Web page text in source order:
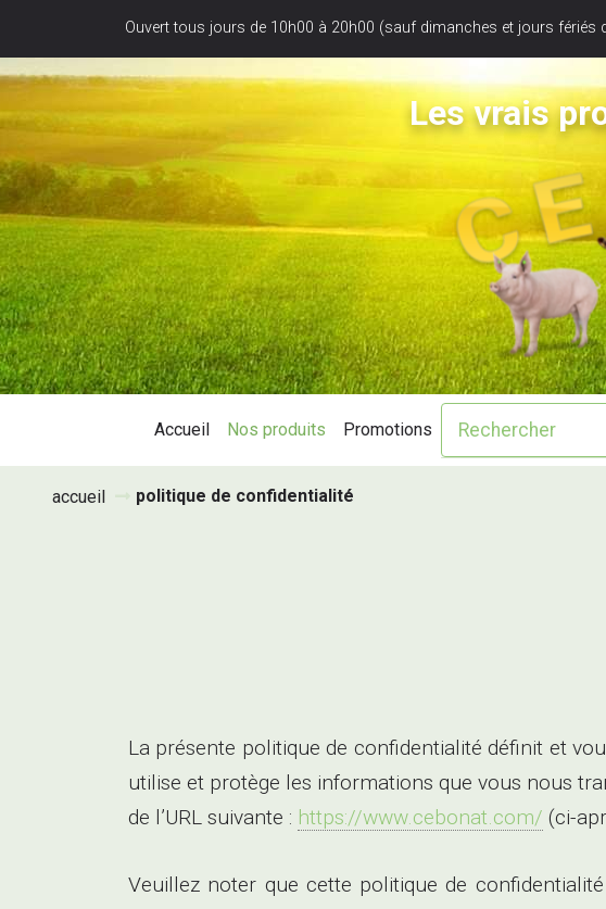
Ouvert tous jours de 10h00 à 20h00 (sauf dimanches et jours
Les vrais
Accueil Nos produits Promotions
accueil politique de confidentialité
La présente politique de confidentialité définit et
utilise et protège les informations que vous nous
de l’URL suivante : https://www.cebonat.com/ (ci-
Veuillez noter que cette politique de